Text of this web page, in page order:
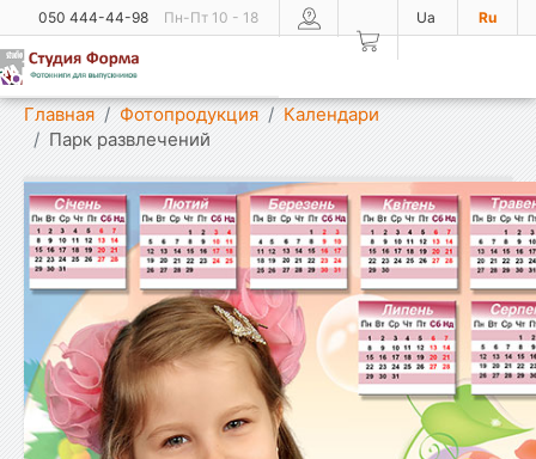
Ua Ru
050 444-44-98 Пн-Пт 10 - 18
Показать меню
Главная Фотопродукция
Календари
Парк развлечений